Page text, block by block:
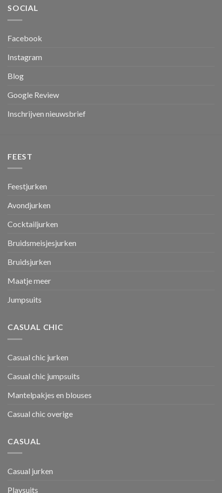
SOCIAL
Facebook
Instagram
Blog
Google Review
Inschrijven nieuwsbrief
FEEST
Feestjurken
Avondjurken
Cocktailjurken
Bruidsmeisjesjurken
Bruidsjurken
Maatje meer
Jumpsuits
CASUAL CHIC
Casual chic jurken
Casual chic jumpsuits
Mantelpakjes en blouses
Casual chic overige
CASUAL
Casual jurken
Playsuits